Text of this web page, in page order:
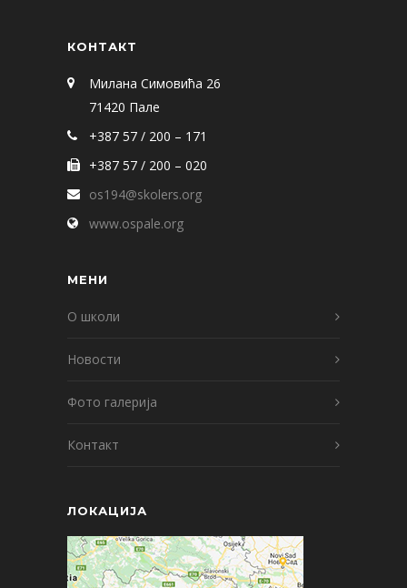
КОНТАКТ
Милана Симовића 26
71420 Пале
+387 57 / 200 – 171
+387 57 / 200 – 020
os194@skolers.org
www.ospale.org
МЕНИ
О школи
Новости
Фото галерија
Контакт
ЛОКАЦИЈА